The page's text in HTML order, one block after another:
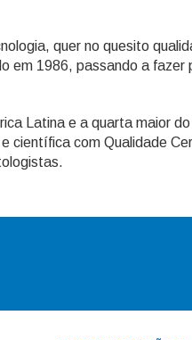
quer no quesito
em 1986, passando a
Latina e a quarta maior
científica com Qualidade